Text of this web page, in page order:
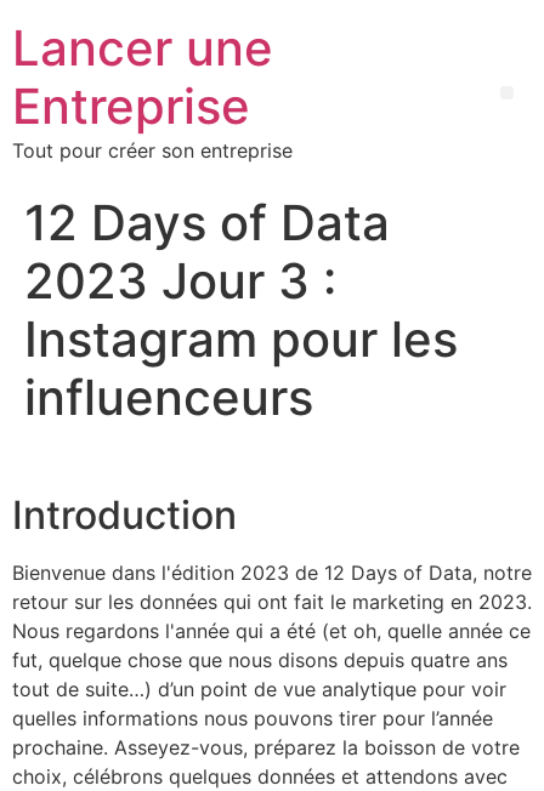
Lancer une
Entreprise
Tout pour créer son entreprise
12 Days of Data
2023 Jour 3 :
Instagram pour les
influenceurs
Introduction
Bienvenue dans l'édition 2023 de 12 Days of Data, notre
retour sur les données qui ont fait le marketing en 2023.
Nous regardons l'année qui a été (et oh, quelle année ce
fut, quelque chose que nous disons depuis quatre ans
tout de suite…) d’un point de vue analytique pour voir
quelles informations nous pouvons tirer pour l’année
prochaine. Asseyez-vous, préparez la boisson de votre
choix, célébrons quelques données et attendons avec